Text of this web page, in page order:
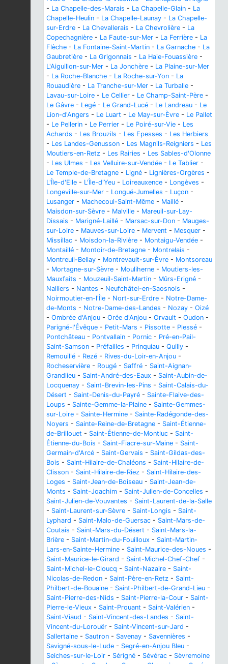
- La Chapelle-des-Marais - La Chapelle-Glain - La
Chapelle-Heulin - La Chapelle-Launay - La Chapelle-
sur-Erdre - La Chevallerais - La Chevrolière - La
Copechagnière - La Faute-sur-Mer - La Ferrière - La
Flèche - La Fontaine-Saint-Martin - La Garnache - La
Gaubretière - La Grigonnais - La Haie-Fouassière -
L'Aiguillon-sur-Mer - La Jonchère - La Plaine-sur-Mer
- La Roche-Blanche - La Roche-sur-Yon - La
Rouaudière - La Tranche-sur-Mer - La Turballe -
Lavau-sur-Loire - Le Cellier - Le Champ-Saint-Père -
Le Gâvre - Legé - Le Grand-Lucé - Le Landreau - Le
Lion-d'Angers - Le Luart - Le May-sur-Èvre - Le Pallet
- Le Pellerin - Le Perrier - Le Poiré-sur-Vie - Les
Achards - Les Brouzils - Les Epesses - Les Herbiers
- Les Landes-Genusson - Les Magnils-Reigniers - Les
Moutiers-en-Retz - Les Rairies - Les Sables-d'Olonne
- Les Ulmes - Les Velluire-sur-Vendée - Le Tablier -
Le Temple-de-Bretagne - Ligné - Lignières-Orgères -
L'Île-d'Elle - L'Île-d'Yeu - Loireauxence - Longèves -
Longeville-sur-Mer - Longué-Jumelles - Luçon -
Lusanger - Machecoul-Saint-Même - Maillé -
Maisdon-sur-Sèvre - Malville - Mareuil-sur-Lay-
Dissais - Marigné-Laillé - Marsac-sur-Don - Mauges-
sur-Loire - Mauves-sur-Loire - Mervent - Mesquer -
Missillac - Moisdon-la-Rivière - Montaigu-Vendée -
Montaillé - Montoir-de-Bretagne - Montrelais -
Montreuil-Bellay - Montrevault-sur-Èvre - Montsoreau
- Mortagne-sur-Sèvre - Mouliherne - Moutiers-les-
Mauxfaits - Mouzeuil-Saint-Martin - Mûrs-Erigné -
Nalliers - Nantes - Neufchâtel-en-Saosnois -
Noirmoutier-en-l'Île - Nort-sur-Erdre - Notre-Dame-
de-Monts - Notre-Dame-des-Landes - Nozay - Oizé
- Ombrée d'Anjou - Orée d'Anjou - Orvault - Oudon -
Parigné-l'Évêque - Petit-Mars - Pissotte - Plessé -
Pontchâteau - Pontvallain - Pornic - Pré-en-Pail-
Saint-Samson - Préfailles - Prinquiau - Quilly -
Remouillé - Rezé - Rives-du-Loir-en-Anjou -
Rocheservière - Rougé - Saffré - Saint-Aignan-
Grandlieu - Saint-André-des-Eaux - Saint-Aubin-de-
Locquenay - Saint-Brevin-les-Pins - Saint-Calais-du-
Désert - Saint-Denis-du-Payré - Sainte-Flaive-des-
Loups - Sainte-Gemme-la-Plaine - Sainte-Gemmes-
sur-Loire - Sainte-Hermine - Sainte-Radégonde-des-
Noyers - Sainte-Reine-de-Bretagne - Saint-Étienne-
de-Brillouet - Saint-Étienne-de-Montluc - Saint-
Étienne-du-Bois - Saint-Fiacre-sur-Maine - Saint-
Germain-d'Arcé - Saint-Gervais - Saint-Gildas-des-
Bois - Saint-Hilaire-de-Chaléons - Saint-Hilaire-de-
Clisson - Saint-Hilaire-de-Riez - Saint-Hilaire-des-
Loges - Saint-Jean-de-Boiseau - Saint-Jean-de-
Monts - Saint-Joachim - Saint-Julien-de-Concelles -
Saint-Julien-de-Vouvantes - Saint-Laurent-de-la-Salle
- Saint-Laurent-sur-Sèvre - Saint-Longis - Saint-
Lyphard - Saint-Malo-de-Guersac - Saint-Mars-de-
Coutais - Saint-Mars-du-Désert - Saint-Mars-la-
Brière - Saint-Martin-du-Fouilloux - Saint-Martin-
Lars-en-Sainte-Hermine - Saint-Maurice-des-Noues -
Saint-Maurice-le-Girard - Saint-Michel-Chef-Chef -
Saint-Michel-le-Cloucq - Saint-Nazaire - Saint-
Nicolas-de-Redon - Saint-Père-en-Retz - Saint-
Philbert-de-Bouaine - Saint-Philbert-de-Grand-Lieu -
Saint-Pierre-des-Nids - Saint-Pierre-la-Cour - Saint-
Pierre-le-Vieux - Saint-Prouant - Saint-Valérien -
Saint-Viaud - Saint-Vincent-des-Landes - Saint-
Vincent-du-Lorouër - Saint-Vincent-sur-Jard -
Sallertaine - Sautron - Savenay - Savennières -
Savigné-sous-le-Lude - Segré-en-Anjou Bleu -
Seiches-sur-le-Loir - Sérigné - Sévérac - Sèvremoine